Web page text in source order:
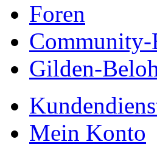
Foren
Gilden-
Mein Konto